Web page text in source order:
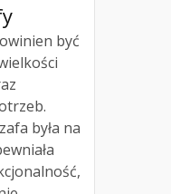
być
była na